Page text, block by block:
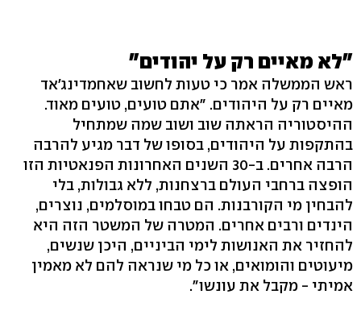
"לא מאיים רק על יהודים"
ראש הממשלה אמר כי טעות לחשוב שאחמדינג'אד
מאיים רק על היהודים. "אתם טועים, טועים מאוד.
ההיסטוריה הראתה שוב ושוב שמה שמתחיל
בהתקפות על היהודים, בסופו של דבר מגיע להרבה
הרבה אחרים. ב-30 השנים האחרונות הפנאטיות הזו
הופצה ברחבי העולם ברצחנות, ללא גבולות, בלי
להבחין מי הקורבנות. הם טבחו במוסלמים, נוצרים,
הינדים ורבים אחרים. המטרה של המשטר הזה היא
להחזיר את האנושות לימי הביניים, היכן שנשים,
מיעוטים והומואים, או כל מי שנראה להם לא מאמין
אמיתי - מקבל את עונשו".